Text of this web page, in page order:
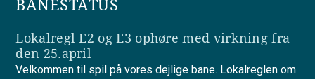
BANESTATUS
Lokalregl E2 og E3 ophøre med virkning fra
den 25.april
Velkommen til spil på vores dejlige bane. Lokalreglen om